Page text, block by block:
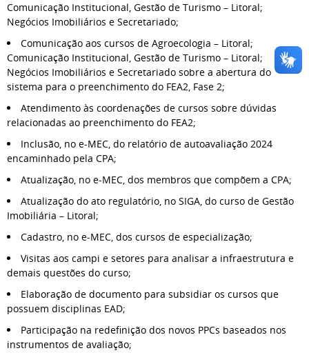
Comunicação Institucional, Gestão de Turismo – Litoral;
Negócios Imobiliários e Secretariado;
Comunicação aos cursos de Agroecologia – Litoral;
Comunicação Institucional, Gestão de Turismo – Litoral;
Negócios Imobiliários e Secretariado sobre a abertura do
sistema para o preenchimento do FEA2, Fase 2;
Atendimento às coordenações de cursos sobre dúvidas
relacionadas ao preenchimento do FEA2;
Inclusão, no e-MEC, do relatório de autoavaliação 2024
encaminhado pela CPA;
Atualização, no e-MEC, dos membros que compõem a CPA;
Atualização do ato regulatório, no SIGA, do curso de Gestão
Imobiliária – Litoral;
Cadastro, no e-MEC, dos cursos de especialização;
Visitas aos campi e setores para analisar a infraestrutura e
demais questões do curso;
⁠Elaboração de documento para subsidiar os cursos que
possuem disciplinas EAD;
⁠Participação na redefinição dos novos PPCs baseados nos
instrumentos de avaliação;